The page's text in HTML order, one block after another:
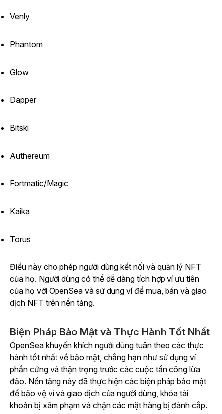
Venly
Phantom
Glow
Dapper
Bitski
Authereum
Fortmatic/Magic
Kaika
Torus
Điều này cho phép người dùng kết nối và quản lý NFT
của họ. Người dùng có thể dễ dàng tích hợp ví ưu tiên
của họ với OpenSea và sử dụng ví để mua, bán và giao
dịch NFT trên nền tảng.
Biện Pháp Bảo Mật và Thực Hành Tốt Nhất
OpenSea khuyến khích người dùng tuân theo các thực
hành tốt nhất về bảo mật, chẳng hạn như sử dụng ví
phần cứng và thận trọng trước các cuộc tấn công lừa
đảo. Nền tảng này đã thực hiện các biện pháp bảo mật
để bảo vệ ví và giao dịch của người dùng, khóa tài
khoản bị xâm phạm và chặn các mặt hàng bị đánh cắp.